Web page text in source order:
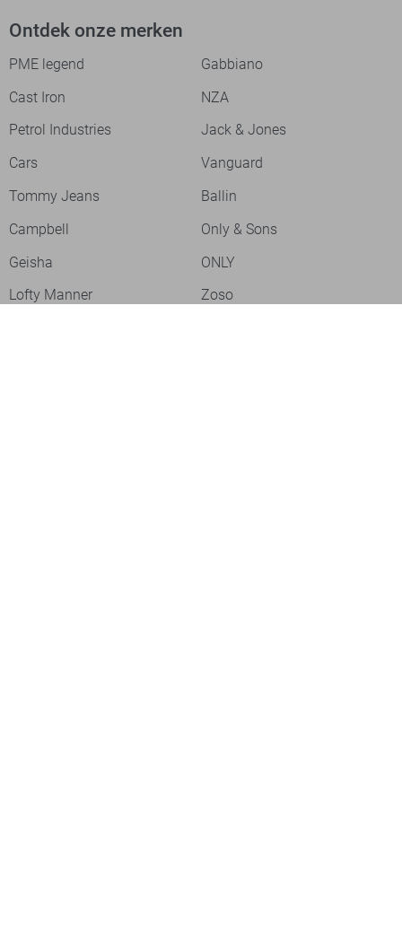
Ontdek onze merken
PME legend
Gabbiano
Cast Iron
NZA
Petrol Industries
Jack & Jones
Cars
Vanguard
Tommy Jeans
Ballin
Campbell
Only & Sons
Geisha
ONLY
Lofty Manner
Zoso